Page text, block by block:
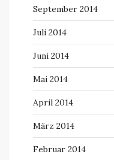
September 2014
Juli 2014
Juni 2014
Mai 2014
April 2014
März 2014
Februar 2014